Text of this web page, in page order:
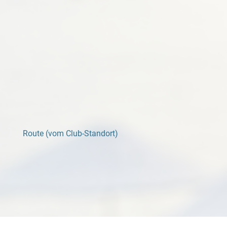
Route (vom Club-Standort)